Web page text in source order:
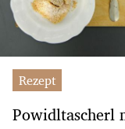
Rezept
Powidltascherl